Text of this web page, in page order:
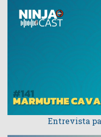
Entrevista